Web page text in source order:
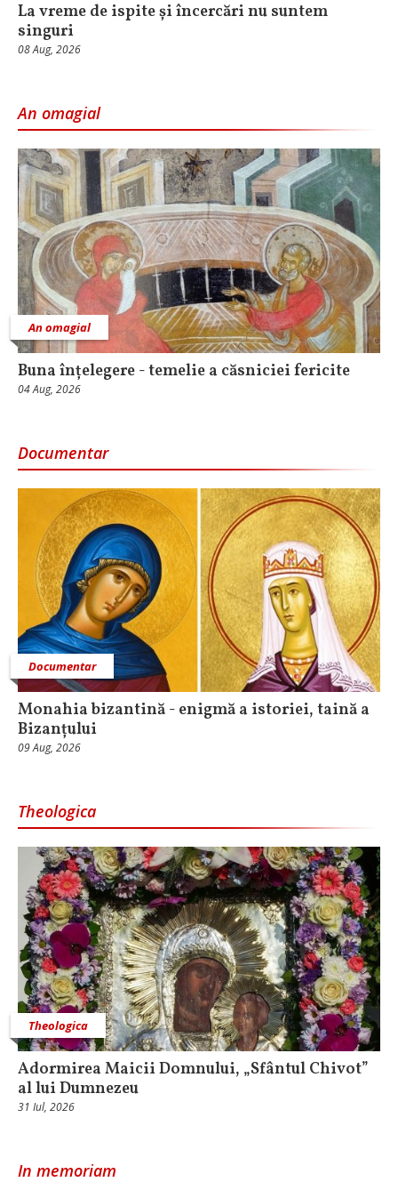
La vreme de ispite și încercări nu suntem
singuri
08 Aug, 2026
An omagial
An omagial
Buna înțelegere - temelie a căsniciei fericite
04 Aug, 2026
Documentar
Documentar
Monahia bizantină - enigmă a istoriei, taină a
Bizanțului
09 Aug, 2026
Theologica
Theologica
Adormirea Maicii Domnului, „Sfântul Chivot”
al lui Dumnezeu
31 Iul, 2026
In memoriam